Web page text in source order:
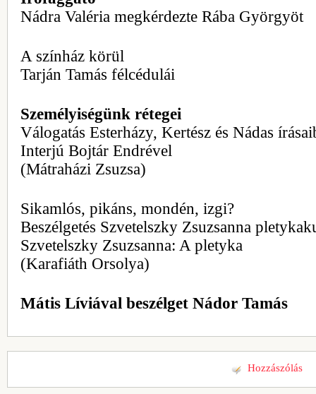
Nádra Valéria megkérdezte Rába Györgyöt
A színház körül
Tarján Tamás félcédulái
Személyiségünk rétegei
Válogatás Esterházy, Kertész és Nádas
Interjú Bojtár Endrével
(Mátraházi Zsuzsa)
Sikamlós, pikáns, mondén, izgi?
Beszélgetés Szvetelszky Zsuzsanna
Szvetelszky Zsuzsanna: A pletyka
(Karafiáth Orsolya)
Mátis Líviával beszélget Nádor Tamás
Hozzászólás